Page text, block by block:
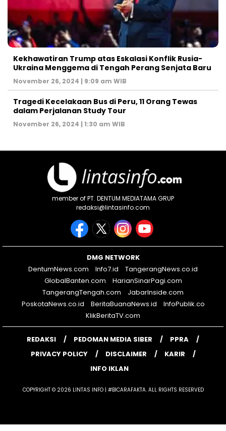
Kekhawatiran Trump atas Eskalasi Konflik Rusia-
Ukraina Menggema di Tengah Perang Senjata Baru
November 26, 2024 | 9:09 am WIB
Tragedi Kecelakaan Bus di Peru, 11 Orang Tewas
dalam Perjalanan Study Tour
November 26, 2024 | 1:30 am WIB
member of PT. DENTUM MEDIATAMA GRUP
redaksi@lintasinfo.com
DMG NETWORK
DentumNews.com
Info7.id
TangerangNews.co.id
GlobalBanten.com
HarianSinarPagi.com
TangerangTengah.com
JabarInside.com
PoskotaNews.co.id
BeritaBuanaNews.id
InfoPublik.co
KlikBeritaTV.com
REDAKSI PEDOMAN MEDIA SIBER
PPRA
PRIVACY POLICY
DISCLAIMER
KARIR
INFO IKLAN
COPYRIGHT © 2026 LINTAS INFO | #BICARAFAKTA. ALL RIGHTS RESERVED